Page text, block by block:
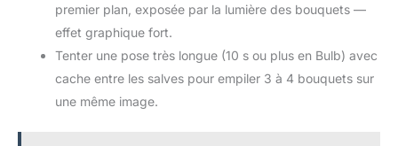
premier plan, exposée par la lumière des bouquets —
effet graphique fort.
Tenter une pose très longue (10 s ou plus en Bulb) avec
cache entre les salves pour empiler 3 à 4 bouquets sur
une même image.